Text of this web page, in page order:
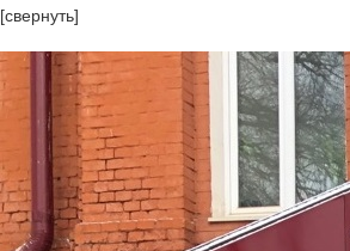
[свернуть]